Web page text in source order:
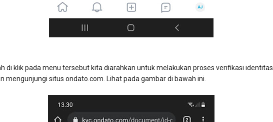
di klik pada menu tersebut kita diarahkan untuk melakukan proses verifikasi identitas
mengunjungi situs ondato.com. Lihat pada gambar di bawah ini.